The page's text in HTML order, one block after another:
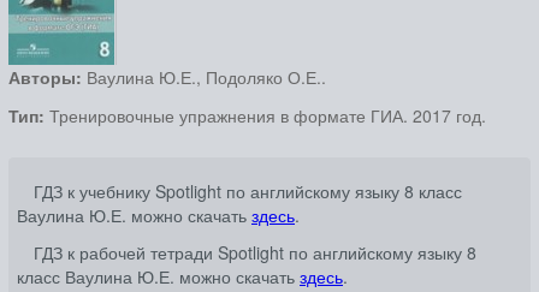
Авторы: Ваулина Ю.Е., Подоляко О.Е..
Тип: Тренировочные упражнения в формате ГИА. 2017 год.
ГДЗ к учебнику Spotlight по английскому языку 8 класс
Ваулина Ю.Е. можно скачать здесь.
ГДЗ к рабочей тетради Spotlight по английскому языку 8
класс Ваулина Ю.Е. можно скачать здесь.